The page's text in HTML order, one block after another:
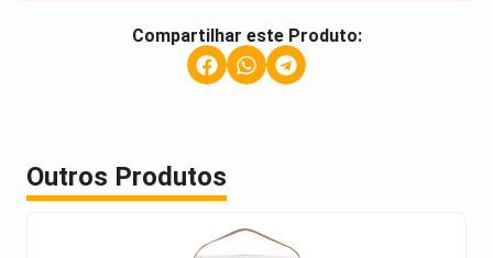
Compartilhar este Produto:
Outros Produtos